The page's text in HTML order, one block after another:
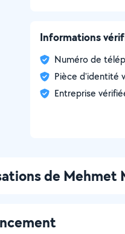
Informations
Numéro de
Pièce d'identité
Entreprise
de Mehmet